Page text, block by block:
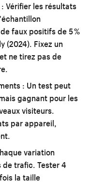
Vérifier les résultats
faux positifs de 5 %
(2024). Fixez un
ne tirez pas de
: Un test peut
gagnant pour les
visiteurs.
par appareil,
variation
trafic. Tester 4
la taille